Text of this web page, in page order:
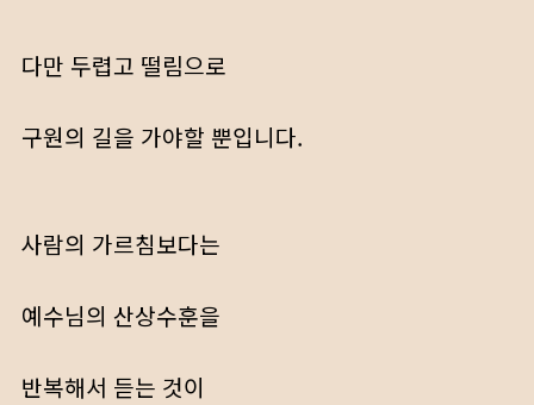
다만 두렵고 떨림으로
구원의 길을 가야할 뿐입니다.
사람의 가르침보다는
예수님의 산상수훈을
반복해서 듣는 것이